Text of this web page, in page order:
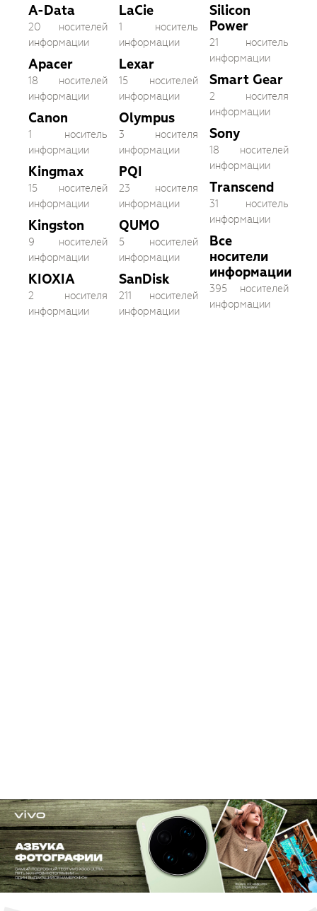
A-Data
20 носителей
информации
Apacer
18 носителей
информации
Canon
1 носитель
информации
Kingmax
15 носителей
информации
Kingston
9 носителей
информации
KIOXIA
2 носителя
информации
LaCie
1 носитель
информации
Lexar
15 носителей
информации
Olympus
3 носителя
информации
PQI
23 носителя
информации
QUMO
5 носителей
информации
SanDisk
211 носителей
информации
Silicon
Power
21 носитель
информации
Smart Gear
2 носителя
информации
Sony
18 носителей
информации
Transcend
31 носитель
информации
Все
носители
информации
395 носителей
информации